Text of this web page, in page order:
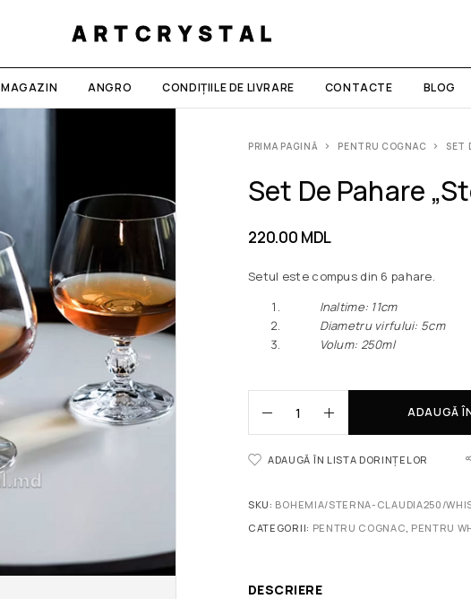
ARTCRYSTAL
MAGAZIN ANGRO CONDIȚIILE DE LIVRARE CONTACTE BLOG
PRIMA PAGINĂ PENTRU COGNAC SET
Set De Pahare
220.00 MDL
Setul este compus din 6 pahare.
Inaltime: 11cm
Diametru virfului: 5cm
Volum: 250ml
ADAUGĂ
ADAUGĂ ÎN LISTA DORINȚELOR
SKU: BOHEMIA/STERNA-CLAUDIA250/
CATEGORII: PENTRU COGNAC, PENTRU
DESCRIERE